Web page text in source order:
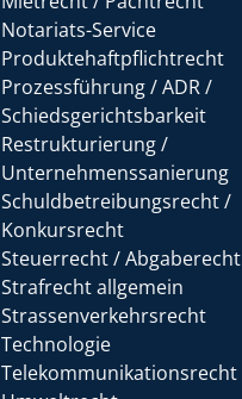
Notariats-Service
Produktehaftpflichtrecht
Prozessführung / ADR /
Schiedsgerichtsbarkeit
Restrukturierung /
Unternehmenssanierung
Schuldbetreibungsrecht /
Konkursrecht
Steuerrecht / Abgaberecht
Strafrecht allgemein
Strassenverkehrsrecht
Technologie
Telekommunikationsrecht